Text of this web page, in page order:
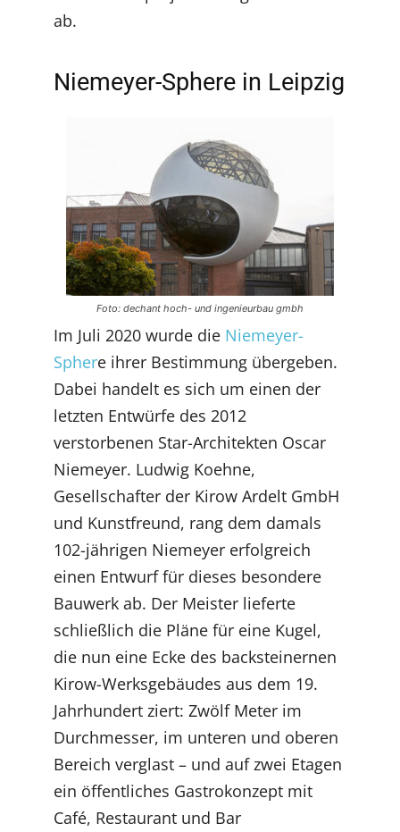
ab.
Niemeyer-Sphere in Leipzig
Foto: dechant hoch- und ingenieurbau gmbh
Im Juli 2020 wurde die Niemeyer-
Sphere ihrer Bestimmung übergeben.
Dabei handelt es sich um einen der
letzten Entwürfe des 2012
verstorbenen Star-Architekten Oscar
Niemeyer. Ludwig Koehne,
Gesellschafter der Kirow Ardelt GmbH
und Kunstfreund, rang dem damals
102-jährigen Niemeyer erfolgreich
einen Entwurf für dieses besondere
Bauwerk ab. Der Meister lieferte
schließlich die Pläne für eine Kugel,
die nun eine Ecke des backsteinernen
Kirow-Werksgebäudes aus dem 19.
Jahrhundert ziert: Zwölf Meter im
Durchmesser, im unteren und oberen
Bereich verglast – und auf zwei Etagen
ein öffentliches Gastrokonzept mit
Café, Restaurant und Bar